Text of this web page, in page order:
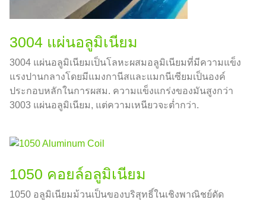
3004 แผ่นอลูมิเนียม
3004 แผ่นอลูมิเนียมเป็นโลหะผสมอลูมิเนียมที่มีความแข็ง
แรงปานกลางโดยมีแมงกานีสและแมกนีเซียมเป็นองค์
ประกอบหลักในการผสม. ความแข็งแกร่งของมันสูงกว่า
3003 แผ่นอลูมิเนียม, แต่ความเหนียวจะต่ำกว่า.
1050 คอยล์อลูมิเนียม
1050 อลูมิเนียมม้วนเป็นของบริสุทธิ์ในเชิงพาณิชย์ดัด